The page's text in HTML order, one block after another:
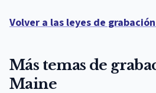
Volver a las leyes de
Más temas de
Maine